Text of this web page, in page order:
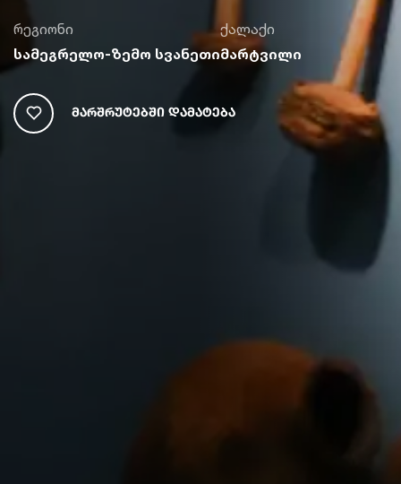
რეგიონი
სამეგრელო-ზემო სვანეთი
ქალაქი
მარტვილი
Მარშრუტებში Დამატება